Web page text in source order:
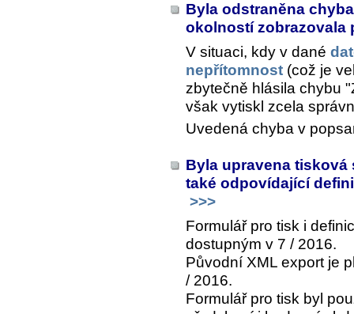
Byla odstraněna
okolností
V situaci, kdy v dané
nepřítomnost (což je
zbytečně hlásila chybu
však vytiskl zcela
Uvedená chyba v
Byla upravena
také odpovídající
>>>
Formulář pro tisk i
dostupným v 7 / 2016.
Původní XML export je
/ 2016.
Formulář pro tisk byl